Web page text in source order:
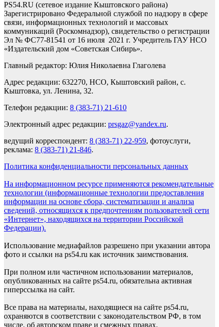
PS54.RU (сетевое издание Кыштовского района)
Зарегистрировано Федеральной службой по надзору в сфере
связи, информационных технологий и массовых
коммуникаций (Роскомнадзор), свидетельство о регистрации
Эл № ФС77-81541 от 16 июля 2021 г. Учредитель ГАУ НСО
«Издательский дом «Советская Сибирь».
Главный редактор: Юлия Николаевна Глаголева
Адрес редакции: 632270, НСО, Кыштовский район, с.
Кыштовка, ул. Ленина, 32.
Телефон редакции: 8 (383-71) 21-610
Электронный адрес редакции: prsgaz@yandex.ru.
ведущий корреспондент: 8 (383-71) 22-959, фотоуслуги,
реклама: 8 (383-71) 21-846.
Политика конфиденциальности персональных данных
На информационном ресурсе применяются рекомендательные
технологии (информационные технологии предоставления
информации на основе сбора, систематизации и анализа
сведений, относящихся к предпочтениям пользователей сети
«Интернет», находящихся на территории Российской
Федерации).
Использование медиафайлов разрешено при указании автора
фото и ссылки на ps54.ru как источник заимствования.
При полном или частичном использовании материалов,
опубликованных на сайте ps54.ru, обязательна активная
гиперссылка на сайт.
Все права на материалы, находящиеся на сайте ps54.ru,
охраняются в соответствии с законодательством РФ, в том
числе, об авторском праве и смежных правах.